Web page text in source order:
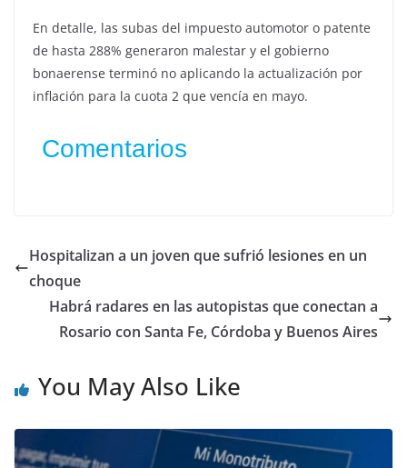
En detalle, las subas del impuesto automotor o patente
de hasta 288% generaron malestar y el gobierno
bonaerense terminó no aplicando la actualización por
inflación para la cuota 2 que vencía en mayo.
Comentarios
Hospitalizan a un joven que sufrió lesiones en un
choque
Habrá radares en las autopistas que conectan a
Rosario con Santa Fe, Córdoba y Buenos Aires
You May Also Like